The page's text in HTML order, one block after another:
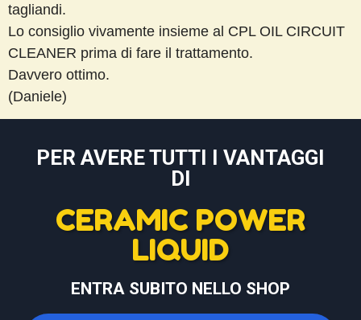
tagliandi.
Lo consiglio vivamente insieme al CPL OIL CIRCUIT
CLEANER prima di fare il trattamento.
Davvero ottimo.
(Daniele)
PER AVERE TUTTI I VANTAGGI
DI
CERAMIC POWER
LIQUID
ENTRA SUBITO NELLO SHOP